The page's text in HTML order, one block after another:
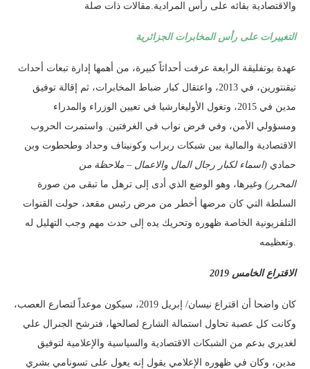
والاقتصادية بقائه على رأس المرادية.مقالات ذات صلة
التغييرات على رأس المخابرات الجزائرية
عهدة بوتفليقة الرابعة عرفت أحداثاً كبيرة، من أهمها إدارة تبعات أحداث
تيقنتورين، في 2013، واعتقال كبار ضباط المخابرات، ثم إقالة توفيق
مدين في 2015، وتغول الأوليغارشيا في تعيين الوزراء والمدراء
ومسؤولي الأمن، وفي فرض نواب في الغرفتين. واستمرت الحروب
الاقتصادية والمالية بين شبكات ربراب وكونيناف وحداد وطحطوت وبن
حمادي (اسماء لكبار رجال المال والاعمال – ملاحظة من
المحرر) وغيرها، وهو الوضع الذي أدى إلى ترهل ما تبقى من صورة
السلطة التي كان مرضها أخطر من مرض رئيس مقعد، حولت القنوات
التلفزيونية الخاصة ظهوره وتحريك يده إلى حدث مهم وجب التهليل له
وتعظيمه.
الاقتراع الخامس 2019
كان واضحا أن اقتراع نيسان/ إبريل 2019، سيكون موعداً لتصارع العصب،
وكانت كل عصبة تحاول استمالة الشارع لصالحها، فترشح الجنرال علي
لغديري بدعم من الشبكات الاقتصادية والسياسية والإعلامية لتوفيق
مدين، وكان في ظهوره الإعلامي يقول إنه يعول على تسونامي بشري